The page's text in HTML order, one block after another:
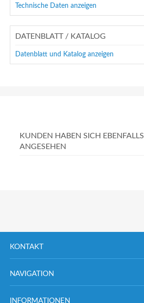
Technische Daten anzeigen
DATENBLATT / KATALOG
Datenblatt und Katalog anzeigen
KUNDEN HABEN SICH EBENFALLS
ANGESEHEN
KONTAKT
NAVIGATION
INFORMATIONEN